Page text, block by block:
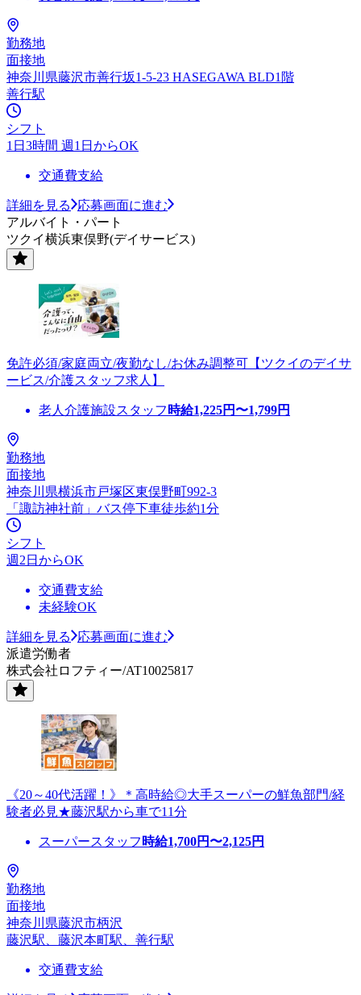
勤務地
面接地
神奈川県藤沢市善行坂1-5-23 HASEGAWA BLD1階
善行駅
シフト
1日3時間 週1日からOK
交通費支給
詳細を見る
応募画面に進む
アルバイト・パート
ツクイ横浜東俣野(デイサービス)
免許必須/家庭両立/夜勤なし/お休み調整可【ツクイのデイサ
ービス/介護スタッフ求人】
老人介護施設スタッフ 時給1,225円〜1,799円
勤務地
面接地
神奈川県横浜市戸塚区東俣野町992-3
「諏訪神社前」バス停下車徒歩約1分
シフト
週2日からOK
交通費支給
未経験OK
詳細を見る
応募画面に進む
派遣労働者
株式会社ロフティー/AT10025817
《20～40代活躍！》＊高時給◎大手スーパーの鮮魚部門/経
験者必見★藤沢駅から車で11分
スーパースタッフ 時給1,700円〜2,125円
勤務地
面接地
神奈川県藤沢市柄沢
藤沢駅、藤沢本町駅、善行駅
交通費支給